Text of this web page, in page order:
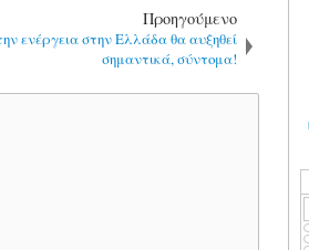
Προηγούμενο
ενέργεια στην Ελλάδα θα αυξηθεί
σημαντικά, σύντομα!